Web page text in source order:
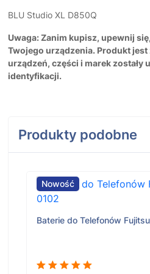
BLU Studio XL D850Q
Uwaga: Zanim kupisz, upewnij
Twojego urządzenia. Produkt
urządzeń, części i marek zostały
identyfikacji.
Produkty podobne
Nowość
Baterie do Telefonów